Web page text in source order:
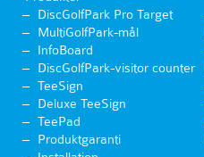
DiscGolfPark Pro Target
MultiGolfPark-mål
InfoBoard
DiscGolfPark-visitor counter
TeeSign
Deluxe TeeSign
TeePad
Produktgaranti